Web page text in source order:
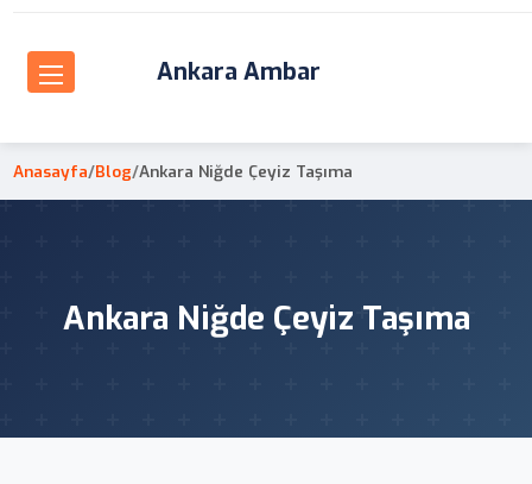
Ankara Ambar
Anasayfa/Blog/Ankara Niğde Çeyiz Taşıma
Ankara Niğde Çeyiz Taşıma